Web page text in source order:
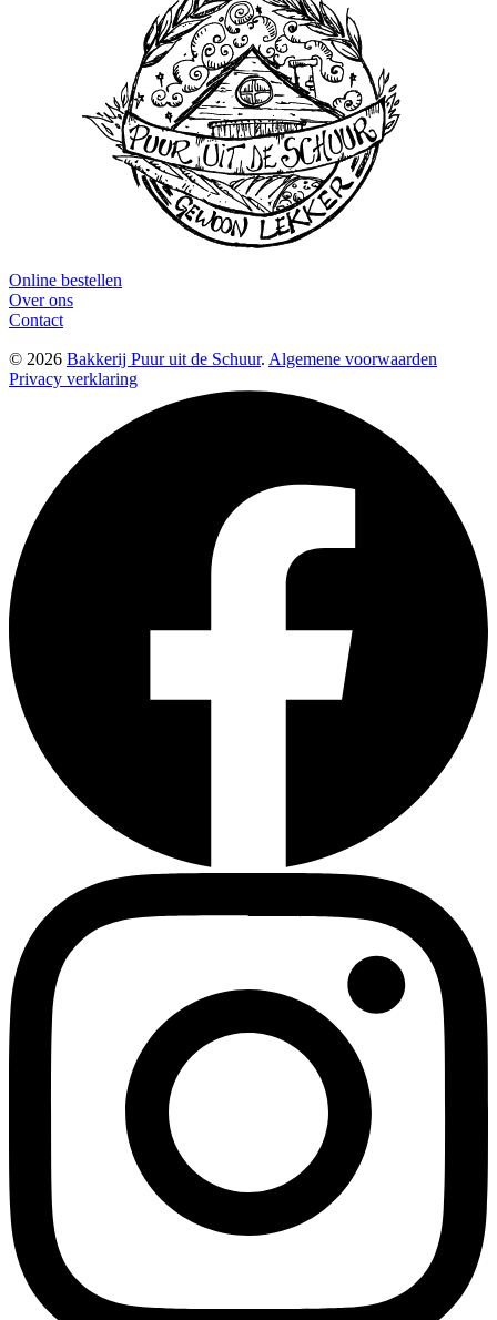
Online bestellen
Over ons
Contact
© 2026 Bakkerij Puur uit de Schuur. Algemene voorwaarden
Privacy verklaring